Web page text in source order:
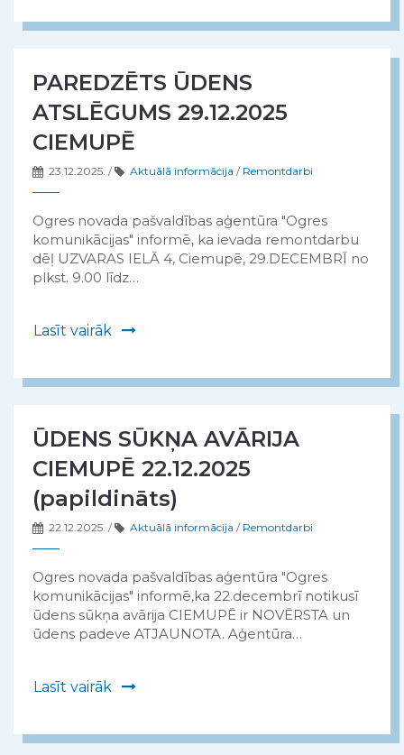
PAREDZĒTS ŪDENS
ATSLĒGUMS 29.12.2025
CIEMUPĒ
23.12.2025. / Aktuālā informācija / Remontdarbi
Ogres novada pašvaldības aģentūra "Ogres
komunikācijas" informē, ka ievada remontdarbu
dēļ UZVARAS IELĀ 4, Ciemupē, 29.DECEMBRĪ no
plkst. 9.00 līdz…
Lasīt vairāk
ŪDENS SŪKŅA AVĀRIJA
CIEMUPĒ 22.12.2025
(papildināts)
22.12.2025. / Aktuālā informācija / Remontdarbi
Ogres novada pašvaldības aģentūra "Ogres
komunikācijas" informē,ka 22.decembrī notikusī
ūdens sūkņa avārija CIEMUPĒ ir NOVĒRSTA un
ūdens padeve ATJAUNOTA. Aģentūra…
Lasīt vairāk